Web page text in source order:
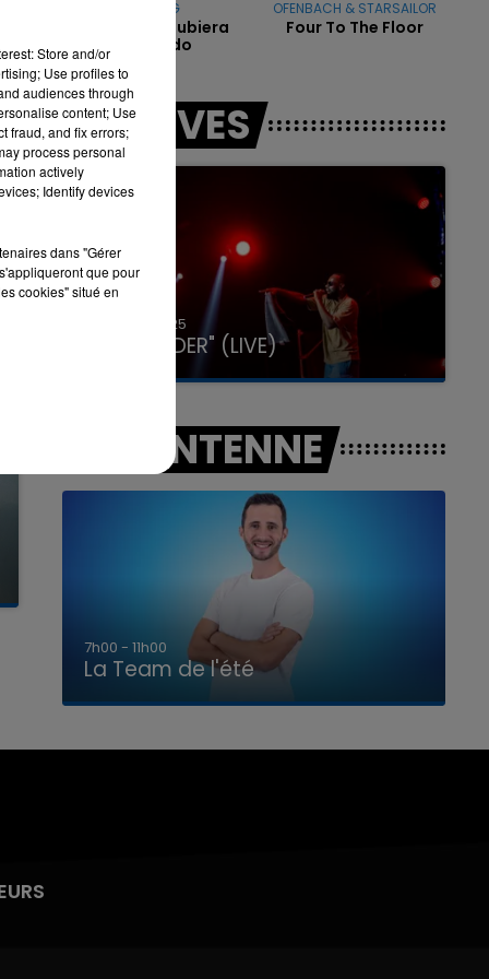
7h00 - 11h00
LA TEAM DE L'ÉTÉ
KAROL G
Si Antes Te Hubiera
Conocido
OFENBACH & STARSAILOR
Four To The Floor
LES LIVES
31 janvier 2025
GIMS "SPIDER" (LIVE)
A L'ANTENNE
7h00 - 11h00
La Team de l'été
Store and/or
Use profiles to
audiences through
content; Use
fraud, and fix errors;
process personal
actively
Identify devices
dans "Gérer
que pour
cookies" situé en